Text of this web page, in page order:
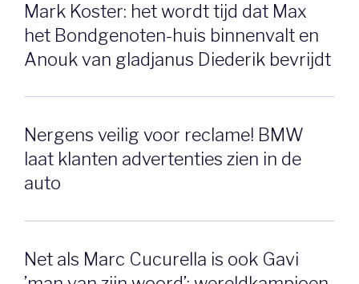
Mark Koster: het wordt tijd dat Max
het Bondgenoten-huis binnenvalt en
Anouk van gladjanus Diederik bevrijdt
Nergens veilig voor reclame! BMW
laat klanten advertenties zien in de
auto
Net als Marc Cucurella is ook Gavi